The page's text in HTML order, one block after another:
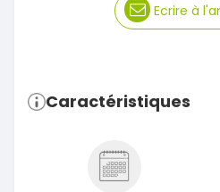
Ecrire à
Caractéristiques